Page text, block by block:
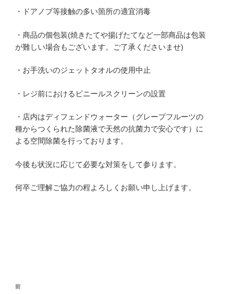
・ドアノブ等接触の多い箇所の適宜消毒
・商品の個包装(焼きたてや揚げたてなど一部商品は包装
が難しい場合もございます。ご了承くださいませ)
・お手洗いのジェットタオルの使用中止
・レジ前におけるビニールスクリーンの設置
・店内はディフェンドウォーター（グレープフルーツの
種からつくられた除菌液で天然の抗菌力で安心です）に
よる空間除菌を行っております。
今後も状況に応じて必要な対策をして参ります。
何卒ご理解ご協力の程よろしくお願い申し上げます。
投
前
前